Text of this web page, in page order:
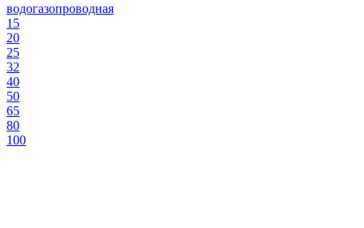
водогазопроводная
15
20
25
32
40
50
65
80
100